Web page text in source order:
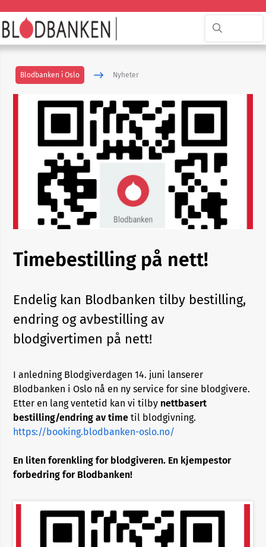
Blodbanken i Oslo Nyheter
Timebestilling på nett!
Endelig kan Blodbanken tilby bestilling,
endring og avbestilling av
blodgivertimen på nett!
I anledning Blodgiverdagen 14. juni lanserer
Blodbanken i Oslo nå en ny service for sine blodgivere.
Etter en lang ventetid kan vi tilby nettbasert
bestilling/endring av time til blodgivning.
https://booking.blodbanken-oslo.no/
En liten forenkling for blodgiveren. En kjempestor
forbedring for Blodbanken!